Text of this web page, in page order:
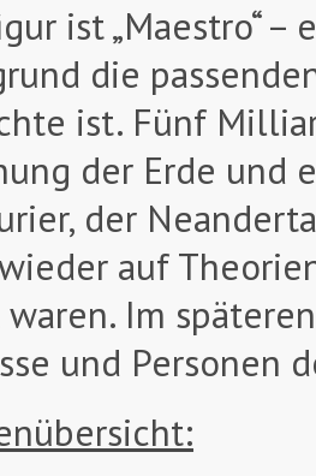
ist „Maestro“
die
ist. Fünf
der Erde und
der
auf
Im
und Personen